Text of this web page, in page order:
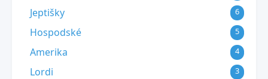
Jeptišky 6
Hospodské 5
Amerika 4
Lordi 3